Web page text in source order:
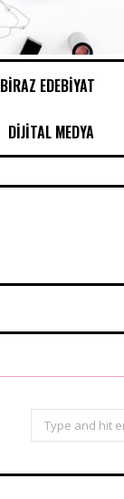
BİRAZ EDEBİYAT
DİJİTAL MEDYA
Search
for: